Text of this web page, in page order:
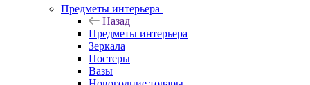
Предметы интерьера
Назад
Предметы интерьера
Зеркала
Постеры
Вазы